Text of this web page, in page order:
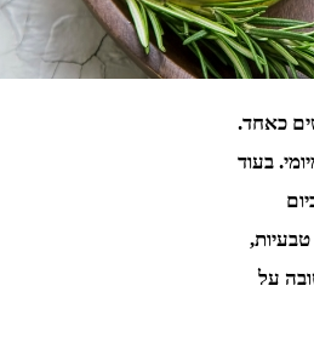
כאחד.
בעוד
טבעיות,
על